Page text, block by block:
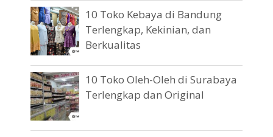
10 Toko Kebaya di Bandung
Terlengkap, Kekinian, dan
Berkualitas
10 Toko Oleh-Oleh di Surabaya
Terlengkap dan Original